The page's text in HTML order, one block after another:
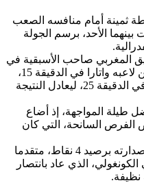
ثمينة أمام منافسه الصعب
بينهما الأحد، برسم الجولة
كان الفريق المغربي صاحب الأسبقية في
التسجيل عن طريق رأسية موجهة من لاعبه واتارا في الدقيقة 15،
رد عليها اللاعب زولو بنفس الكيفية في الدقيقة 25، ليعادل النتيجة
طيلة المواجهة، إذ أضاع
الفرص السانحة، التي كان
وبهذا التعادل أمّن نادي نهضة بركان صدارته برصيد 4 نقاط، متقدما
الذي عاد بانتصار
نظيفة.